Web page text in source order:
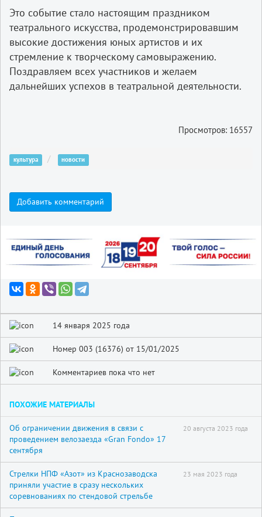
Это событие стало настоящим праздником
театрального искусства, продемонстрировавшим
высокие достижения юных артистов и их
стремление к творческому самовыражению.
Поздравляем всех участников и желаем
дальнейших успехов в театральной деятельности.
Просмотров: 16557
культура новости
Добавить комментарий
14 января 2025 года
Номер 003 (16376) от 15/01/2025
Комментариев пока что нет
ПОХОЖИЕ МАТЕРИАЛЫ
Об ограничении движения в связи с
проведением велозаезда «Gran Fondo» 17
сентября
20 августа 2023 года
Стрелки НПФ «Азот» из Краснозаводска
приняли участие в сразу нескольких
соревнованиях по стендовой стрельбе
23 мая 2023 года